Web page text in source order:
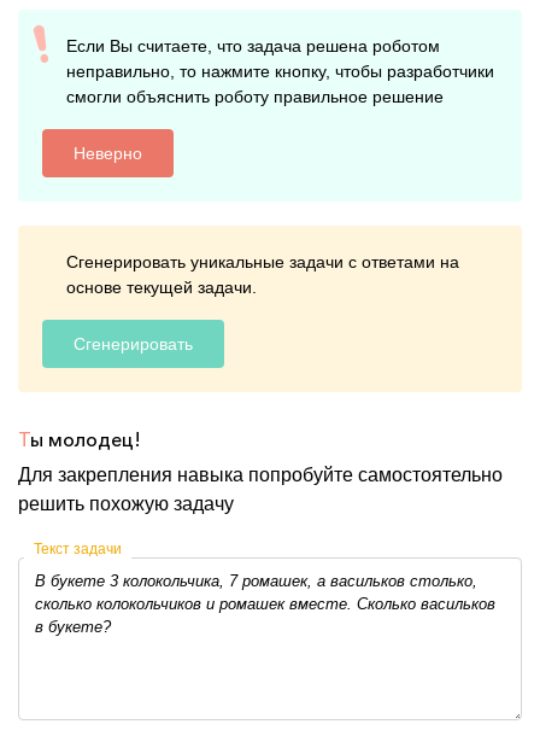
Если Вы считаете, что задача решена роботом
неправильно, то нажмите кнопку, чтобы разработчики
смогли объяснить роботу правильное решение
Неверно
Сгенерировать уникальные задачи с ответами на
основе текущей задачи.
Сгенерировать
Ты молодец!
Для закрепления навыка попробуйте самостоятельно
решить похожую задачу
Текст задачи